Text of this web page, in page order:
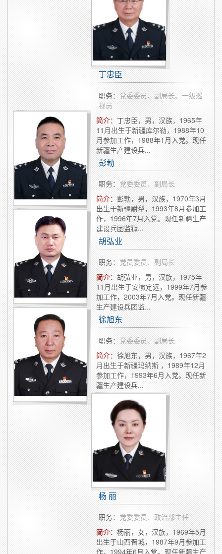
丁忠臣
职务：党委委员、副局长、一级巡
视员
简介：丁忠臣，男，汉族，1965年
11月出生于新疆库尔勒，1988年10
月参加工作，1988年1月入党。现任
新疆生产建设兵...
彭勃
职务：党委委员、副局长
简介：彭勃，男，汉族，1970年3月
出生于新疆尉犁，1993年8月参加工
作，1996年7月入党。现任新疆生产
建设兵团监狱...
胡弘业
职务：党员委员、副局长
简介：胡弘业，男，汉族，1975年
11月出生于安徽定远，1999年7月参
加工作，2003年7月入党。现任新疆
生产建设兵团监...
徐旭东
职务：党委委员、副局长
简介：徐旭东，男，汉族，1967年2
月出生于新疆玛纳斯 ，1989年12月
参加工作，1993年6月入党。现任新
疆生产建设兵...
杨 丽
职务：党委委员、政治部主任
简介：杨丽，女，汉族，1969年5月
出生于山西晋城，1987年9月参加工
作，1994年6月入党。现任新疆生产